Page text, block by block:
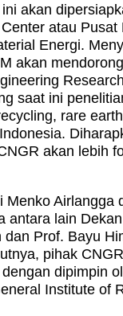
akan
atau Pusat
Energi.
akan mendorong
saat ini
rare
akan lebih
Menko Airlangga
antara lain
dan Prof. Bayu
pihak
dipimpin
Institute of